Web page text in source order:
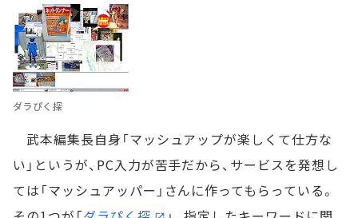
ダラぴく探
武本編集長自身「マッシュアップが楽しくて仕方な
い」というが、PC入力が苦手だから、サービスを発想し
ては「マッシュアッパー」さんに作ってもらっている。